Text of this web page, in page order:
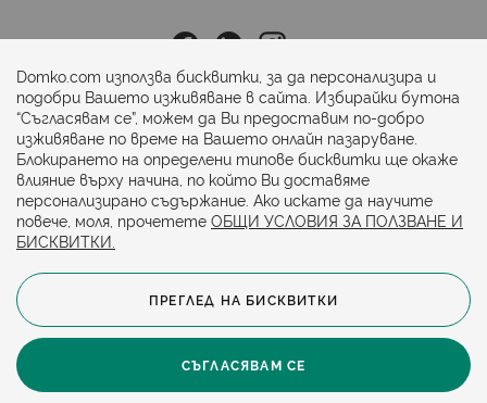
Последвайте ни:
Начини на плащане:
© 2024. Всички права запазени.
Общи условия
Политика за бисквитки
Domko.com използва бисквитки, за да персонализира и
подобри Вашето изживяване в сайта. Избирайки бутона
“Съгласявам се”, можем да Ви предоставим по-добро
изживяване по време на Вашето онлайн пазаруване.
Блокирането на определени типове бисквитки ще окаже
влияние върху начина, по който Ви доставяме
персонализирано съдържание. Ако искате да научите
повече, моля, прочетете ОБЩИ УСЛОВИЯ ЗА ПОЛЗВАНЕ И
БИСКВИТКИ.
СЪГЛАСЯВАМ СЕ
ПРЕГЛЕД НА БИСКВИТКИ